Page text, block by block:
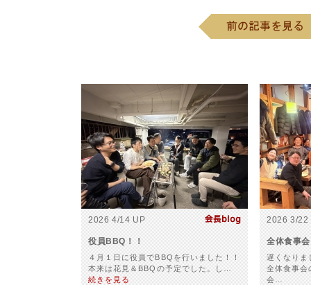
2026 4/14 UP
役員BBQ！！
４月１日に役員でBBQを行いました！！
本来は花見＆BBQの予定でした。し…
続きを見る
2026 3/22
全体食事
遅くなりま
全体食事会
会…